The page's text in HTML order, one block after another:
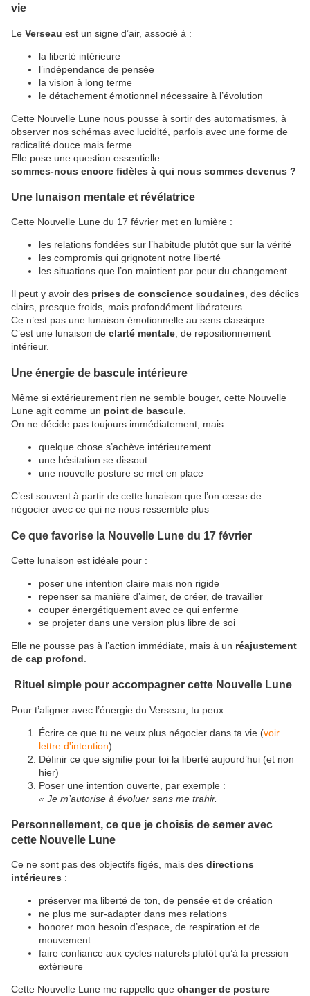
vie
Le Verseau est un signe d’air, associé à :
la liberté intérieure
l’indépendance de pensée
la vision à long terme
le détachement émotionnel nécessaire à l’évolution
Cette Nouvelle Lune nous pousse à sortir des automatismes, à
observer nos schémas avec lucidité, parfois avec une forme de
radicalité douce mais ferme.
Elle pose une question essentielle :
sommes-nous encore fidèles à qui nous sommes devenus ?
Une lunaison mentale et révélatrice
Cette Nouvelle Lune du 17 février met en lumière :
les relations fondées sur l’habitude plutôt que sur la vérité
les compromis qui grignotent notre liberté
les situations que l’on maintient par peur du changement
Il peut y avoir des prises de conscience soudaines, des déclics
clairs, presque froids, mais profondément libérateurs.
Ce n’est pas une lunaison émotionnelle au sens classique.
C’est une lunaison de clarté mentale, de repositionnement
intérieur.
Une énergie de bascule intérieure
Même si extérieurement rien ne semble bouger, cette Nouvelle
Lune agit comme un point de bascule
On ne décide pas toujours immédiatement, mais :
quelque chose s’achève intérieurement
une hésitation se dissout
une nouvelle posture se met en place
C’est souvent à partir de cette lunaison que l’on cesse de
négocier avec ce qui ne nous ressemble plus
Ce que favorise la Nouvelle Lune du 17 février
Cette lunaison est idéale pour :
poser une intention claire mais non rigide
repenser sa manière d’aimer, de créer, de travailler
couper énergétiquement avec ce qui enferme
se projeter dans une version plus libre de soi
Elle ne pousse pas à l’action immédiate, mais à un réajustement
de cap profond
Rituel simple pour accompagner cette Nouvelle Lune
Pour t’aligner avec l’énergie du Verseau, tu peux :
Écrire ce que tu ne veux plus négocier dans ta vie (voir
lettre d'intention)
Définir ce que signifie pour toi la liberté aujourd’hui (et non
hier)
Poser une intention ouverte, par exemple :
« Je m’autorise à évoluer sans me trahir.
Personnellement, ce que je choisis de semer avec
cette Nouvelle Lune
Ce ne sont pas des objectifs figés, mais des directions
intérieures :
préserver ma liberté de ton, de pensée et de création
ne plus me sur-adapter dans mes relations
honorer mon besoin d’espace, de respiration et de
mouvement
faire confiance aux cycles naturels plutôt qu’à la pression
extérieure
Cette Nouvelle Lune me rappelle que changer de posture